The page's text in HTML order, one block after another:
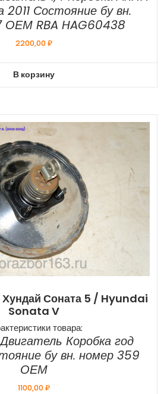
2011 Состояние бу вн.
ОЕМ RBA HAG60438
2200,00₽
В корзину
Соната 5 / Hyundai
Sonata V
товара:
Коробка год
бу вн. номер 359
ОЕМ
1100,00₽